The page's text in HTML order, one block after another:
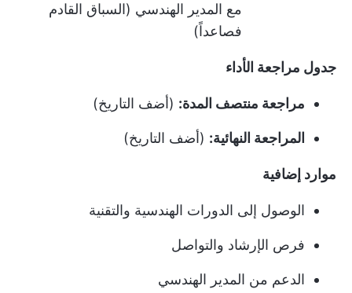
مع المدير الهندسي (السباق القادم
فصاعداً)
جدول مراجعة الأداء
مراجعة منتصف المدة: (أضف التاريخ)
المراجعة النهائية: (أضف التاريخ)
موارد إضافية
الوصول إلى الدورات الهندسية والتقنية
فرص الإرشاد والتواصل
الدعم من المدير الهندسي